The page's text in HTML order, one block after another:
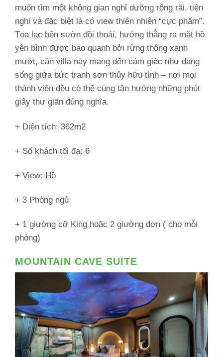
muốn tìm một không gian nghỉ dưỡng rộng rãi, tiện
nghi và đặc biệt là có view thiên nhiên “cực phẩm”.
Tọa lạc bên sườn đồi thoải, hướng thẳng ra mặt hồ
yên bình được bao quanh bởi rừng thông xanh
mướt, căn villa này mang đến cảm giác như đang
sống giữa bức tranh sơn thủy hữu tình – nơi mọi
thành viên đều có thể cùng tận hưởng những phút
giây thư giãn đúng nghĩa.
+ Diện tích: 362m2
+ Số khách tối đa: 6
+ View: Hồ
+ 3 Phòng ngủ
+ 1 giường cỡ King hoặc 2 giường đơn ( cho mỗi
phòng)
MOUNTAIN CAVE SUITE